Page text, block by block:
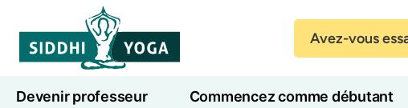
Avez-vous
Devenir professeur Commencez comme débutant